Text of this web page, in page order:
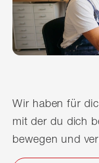
Wir haben für
mit der du dich
bewegen und